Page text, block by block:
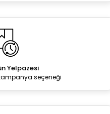
Yelpazesi
seçeneği